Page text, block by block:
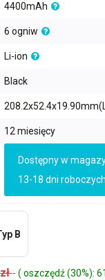
4400mAh
6 ogniw
Li-ion
Black
12 miesięcy
Dostępny w
13-18 dni
B
- ( oszczędź (30%):